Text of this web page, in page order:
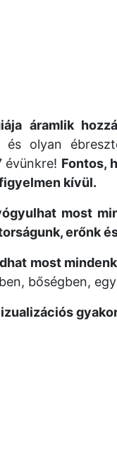
áramlik
és olyan
évünkre! Fontos,
kívül.
most
erőnk
most
bőségben,